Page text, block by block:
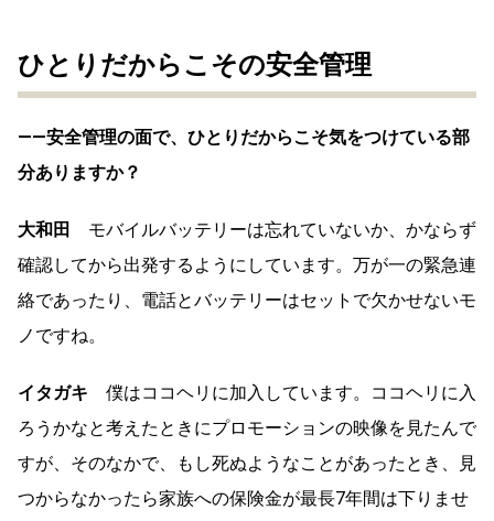
ひとりだからこその安全管理
――安全管理の面で、ひとりだからこそ気をつけている部
分ありますか？
大和田
モバイルバッテリーは忘れていないか、かならず
確認してから出発するようにしています。万が一の緊急連
絡であったり、電話とバッテリーはセットで欠かせないモ
ノですね。
イタガキ 僕はココヘリに加入しています。ココヘリに入
ろうかなと考えたときにプロモーションの映像を見たんで
すが、そのなかで、もし死ぬようなことがあったとき、見
つからなかったら家族への保険金が最長7年間は下りませ